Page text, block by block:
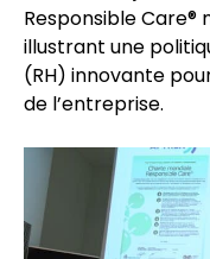
Responsible
illustrant une
(RH) innovante
de l’entreprise.